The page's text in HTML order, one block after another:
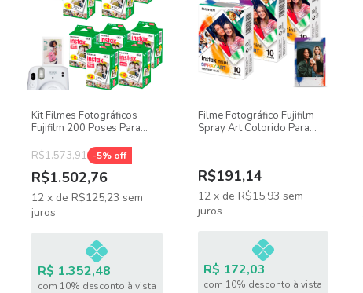
Kit Filmes Fotográficos
Fujifilm 200 Poses Para
e Mini Link
R$1.573,91 -5% off
R$1.502,76
12 x deR$125,23 sem
juros
R$ 1.352,48
com 10% desconto à vista
Filme Fotográfico Fujifilm
Spray Art Colorido Para
R$191,14
12 x de R$15,93 sem
juros
R$ 172,03
com 10% desconto à vista